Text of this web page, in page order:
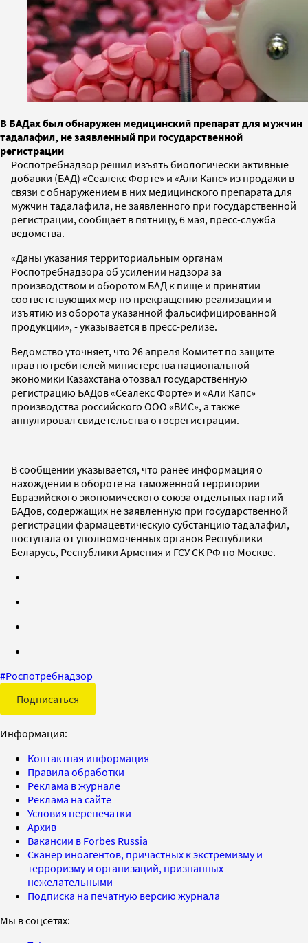
В БАДах был обнаружен медицинский препарат для мужчин
тадалафил, не заявленный при государственной
регистрации
Роспотребнадзор решил изъять биологически активные
добавки (БАД) «Сеалекс Форте» и «Али Капс» из продажи в
связи с обнаружением в них медицинского препарата для
мужчин тадалафила, не заявленного при государственной
регистрации, сообщает в пятницу, 6 мая, пресс-служба
ведомства.
«Даны указания территориальным органам
Роспотребнадзора об усилении надзора за
производством и оборотом БАД к пище и принятии
соответствующих мер по прекращению реализации и
изъятию из оборота указанной фальсифицированной
продукции», - указывается в пресс-релизе.
Ведомство уточняет, что 26 апреля Комитет по защите
прав потребителей министерства национальной
экономики Казахстана отозвал государственную
регистрацию БАДов «Сеалекс Форте» и «Али Капс»
производства российского ООО «ВИС», а также
аннулировал свидетельства о госрегистрации.
В сообщении указывается, что ранее информация о
нахождении в обороте на таможенной территории
Евразийского экономического союза отдельных партий
БАДов, содержащих не заявленную при государственной
регистрации фармацевтическую субстанцию тадалафил,
поступала от уполномоченных органов Республики
Беларусь, Республики Армения и ГСУ СК РФ по Москве.
#Роспотребнадзор
Подписаться
Информация:
Контактная информация
Правила обработки
Реклама в журнале
Реклама на сайте
Условия перепечатки
Архив
Вакансии в Forbes Russia
Сканер иноагентов, причастных к экстремизму и
терроризму и организаций, признанных
нежелательными
Подписка на печатную версию журнала
Мы в соцсетях: